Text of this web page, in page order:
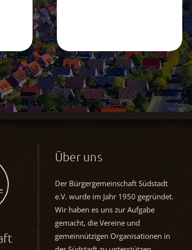
Über uns
Der Bürgergemeinschaft Südstadt
e.V. wurde im Jahr 1950 gegründet.
Wir haben es uns zur Aufgabe
gemacht, die Vereine und
gemeinnützigen Organisationen in